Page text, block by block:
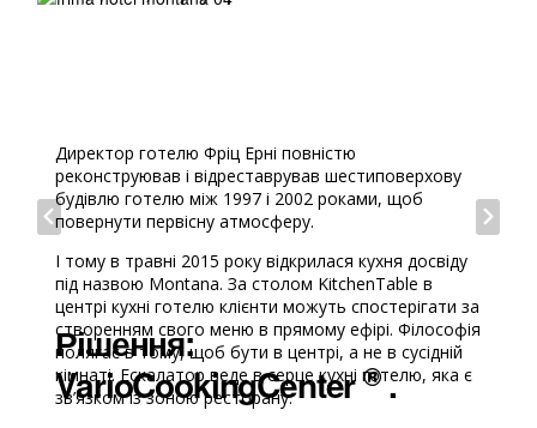
Директор готелю Фріц Ерні повністю
реконструював і відреставрував шестиповерхову
будівлю готелю між 1997 і 2002 роками, щоб
повернути первісну атмосферу.
І тому в травні 2015 року відкрилася кухня досвіду
під назвою Montana. За столом KitchenTable в
центрі кухні готелю клієнти можуть спостерігати за
створенням свого меню в прямому ефірі. Філософія
полягає в тому, щоб бути в центрі, а не в сусідній
кімнаті. Ескалатор веде в серце кухні готелю, яка є
зв’язком із зоною ресторану.
Рішення:
VarioCookingCenter®.